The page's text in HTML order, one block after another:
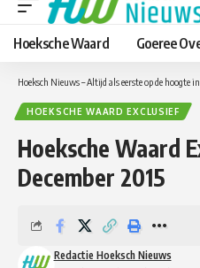
Hoeksche Waard Goeree
Hoeksch Nieuws – Altijd als eerste op de hoogte
HOEKSCHE WAARD EXCLUSIEF
Hoeksche Waard
December 2015
Redactie Hoeksch Nieuws